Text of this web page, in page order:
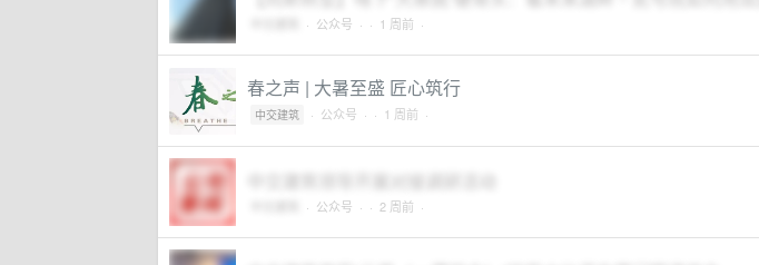
· 公众号 · · 1 周前 ·
春之声 | 大暑至盛 匠心筑行
中交建筑 · 公众号 · · 1 周前 ·
· 公众号 · · 2 周前 ·